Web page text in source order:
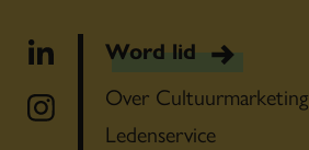
Word lid
Over Cultuurmarketing
Ledenservice